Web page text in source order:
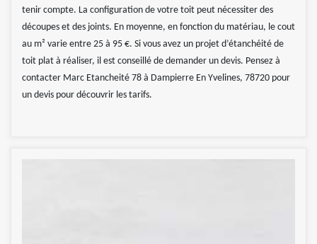
tenir compte. La configuration de votre toit peut nécessiter des
découpes et des joints. En moyenne, en fonction du matériau, le cout
au m² varie entre 25 à 95 €. Si vous avez un projet d’étanchéité de
toit plat à réaliser, il est conseillé de demander un devis. Pensez à
contacter Marc Etancheité 78 à Dampierre En Yvelines, 78720 pour
un devis pour découvrir les tarifs.